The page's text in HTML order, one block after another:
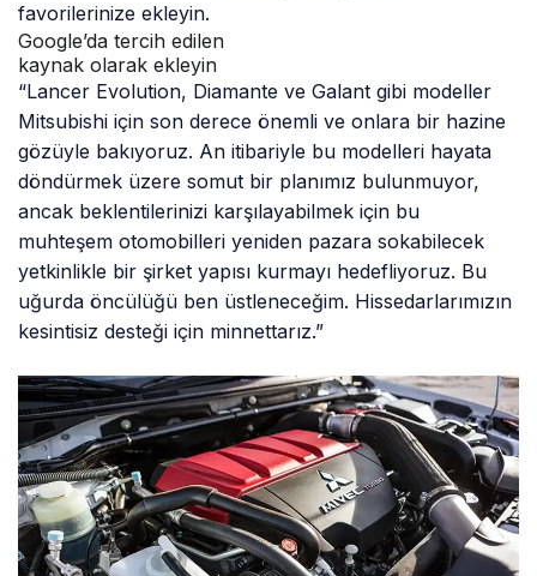
favorilerinize ekleyin.
Google’da tercih edilen
kaynak olarak ekleyin
“Lancer Evolution, Diamante ve Galant gibi modeller
Mitsubishi için son derece önemli ve onlara bir hazine
gözüyle bakıyoruz. An itibariyle bu modelleri hayata
döndürmek üzere somut bir planımız bulunmuyor,
ancak beklentilerinizi karşılayabilmek için bu
muhteşem otomobilleri yeniden pazara sokabilecek
yetkinlikle bir şirket yapısı kurmayı hedefliyoruz. Bu
uğurda öncülüğü ben üstleneceğim. Hissedarlarımızın
kesintisiz desteği için minnettarız.”